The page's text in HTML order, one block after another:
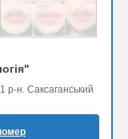
р-н. Саксаганський